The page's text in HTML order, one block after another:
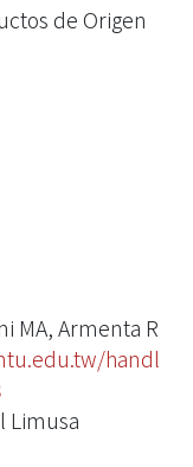
de Origen
MA, Armenta R
handl
Limusa